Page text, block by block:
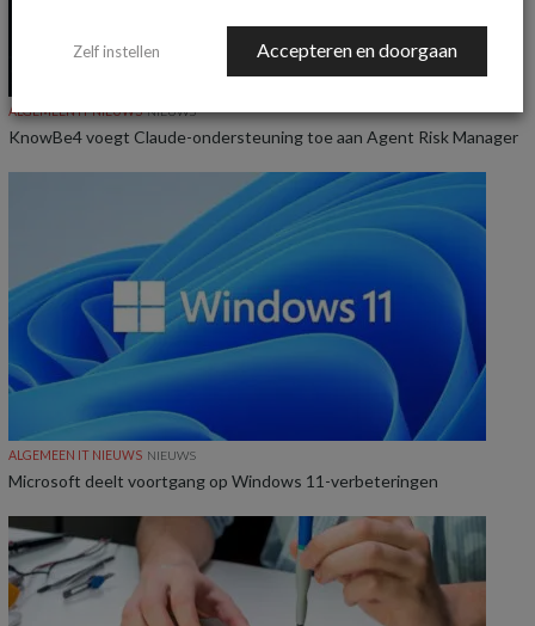
ALGEMEEN IT NIEUWS NIEUWS
KnowBe4 voegt Claude-ondersteuning toe aan Agent Risk Manager
ALGEMEEN IT NIEUWS NIEUWS
Microsoft deelt voortgang op Windows 11-verbeteringen
Zelf instellen Accepteren en doorgaan